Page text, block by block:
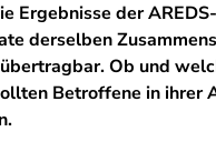
Ergebnisse der
derselben
Ob und
Betroffene in ihrer